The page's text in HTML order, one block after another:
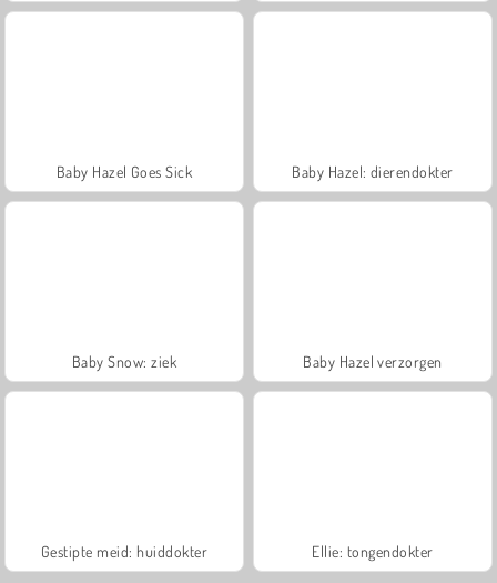
Baby Hazel Goes Sick Baby Hazel: dierendokter
Baby Snow: ziek Baby Hazel verzorgen
Gestipte meid: huiddokter Ellie: tongendokter